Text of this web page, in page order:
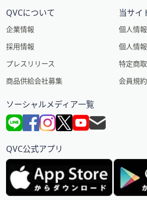
QVCについて
企業情報
採用情報
プレスリリース
商品供給会社募集
当サイ
個人情
個人情
特定商
会員規約
ソーシャルメディア一覧
QVC公式アプリ